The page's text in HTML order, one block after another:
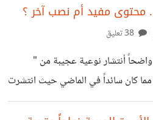
الميتوزي لإنقسام الخلايا، انا أرى
ملابسي بهذه الطريقة أتكلم بهذه
أكـره هذه الامور. ودورك كإبن لي
أن تفعل ما أفعله بالضبط، سواءً في
أو طريقة ملبسي،
واضحاً أنتشار نوعية عجيبة من "
مما كان سائداً في الماضي حيث انتشرت
" و " الممارس المعتمد " و " دورة